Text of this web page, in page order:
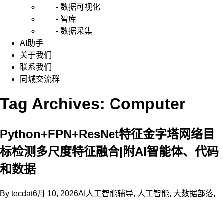
- 数据可视化
- 智库
- 数据采集
AI助手
关于我们
联系我们
同城交流群
Tag Archives: Computer
Python+FPN+ResNet特征金字塔网络目
标检测多尺度特征融合|附AI智能体、代码
和数据
By tecdat6月 10, 2026AI人工智能辅导, 人工智能, 大数据部落,